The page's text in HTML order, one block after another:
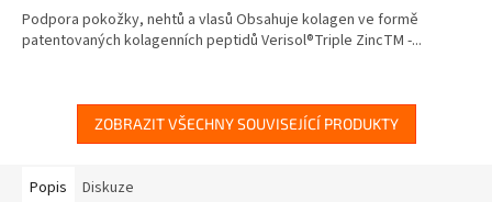
z
5
Podpora pokožky, nehtů a vlasů Obsahuje kolagen ve formě
patentovaných kolagenních peptidů Verisol®Triple ZincTM -...
ZOBRAZIT VŠECHNY SOUVISEJÍCÍ PRODUKTY
Popis Diskuze